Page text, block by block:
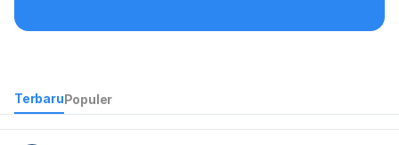
TerbaruPopuler